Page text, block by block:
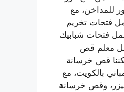
للمداخن، مع
فتحات تخريم
فتحات شبابيك
معلم قص
قص خرسانة
بالكويت، مع
وقص خرسانة